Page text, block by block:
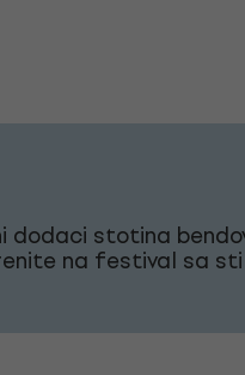
dodaci stotina
na festival sa